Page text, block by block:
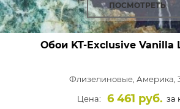
ПОСМОТРЕТЬ
Обои KT-Exclusive Vanilla
Флизелиновые, Америка,
Цена:
6 461 руб. за